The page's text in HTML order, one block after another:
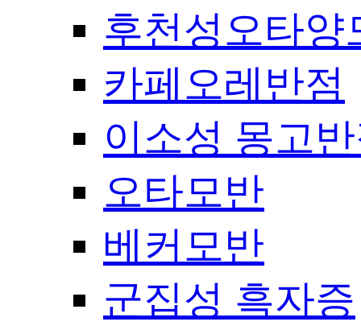
후천성오타양
카페오레반점
이소성 몽고
오타모반
베커모반
군집성 흑자증